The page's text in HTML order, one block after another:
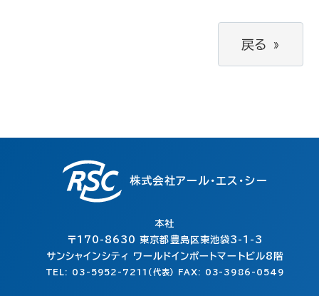
戻る »
株式会社アール・エス・シー
本社
〒170-8630東京都豊島区東池袋3-1-3
サンシャインシティ ワールドインポートマートビル8階
TEL: 03-5952-7211(代表) FAX: 03-3986-0549